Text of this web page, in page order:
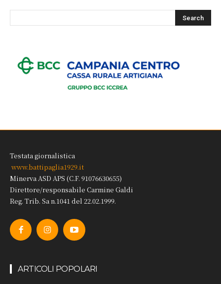
Testata giornalistica
www.battipaglia1929.it
Minerva ASD APS (C.F. 91076630655)
Direttore/responsabile Carmine Galdi
Reg. Trib. Sa n.1041 del 22.02.1999.
ARTICOLI POPOLARI